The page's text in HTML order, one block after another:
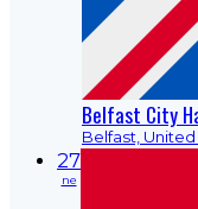
Belfast City
Belfast,
27
ne